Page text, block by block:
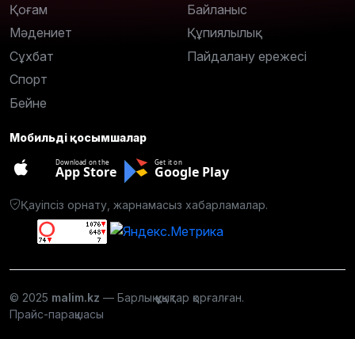
Қоғам
Мәдениет
Сұхбат
Спорт
Бейне
Байланыс
Құпиялылық
Пайдалану ережесі
Мобильді қосымшалар
Download on the
App Store
Get it on
Google Play
Қауіпсіз орнату, жарнамасыз хабарламалар.
© 2025 malim.kz — Барлық құқықтар қорғалған.
Прайс-парақшасы